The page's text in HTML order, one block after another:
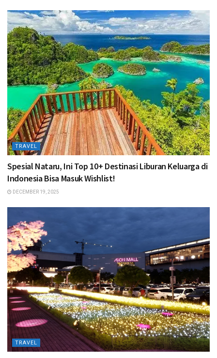
TRAVEL
Spesial Nataru, Ini Top 10+ Destinasi Liburan Keluarga di
Indonesia Bisa Masuk Wishlist!
DECEMBER 19, 2025
TRAVEL